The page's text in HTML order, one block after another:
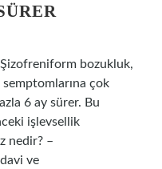
bozukluk,
çok
6 ay sürer. Bu
işlevsellik
nedir? –
ve